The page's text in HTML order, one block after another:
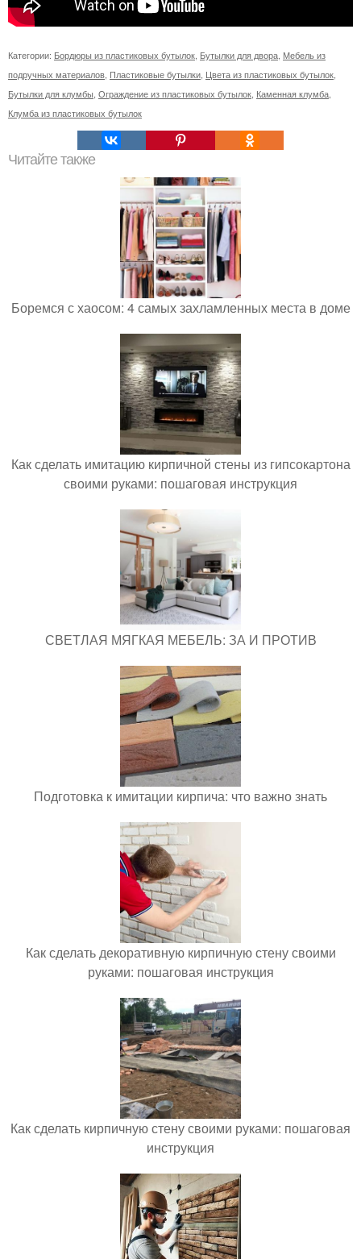
Категории: Бордюры из пластиковых бутылок Бутылки для двора Мебель из
подручных материалов Пластиковые бутылки Цвета из пластиковых бутылок
Бутылки для клумбы Ограждение из пластиковых бутылок Каменная клумба
Клумба из пластиковых бутылок
Читайте также
Боремся с хаосом: 4 самых захламленных места в доме
Как сделать имитацию кирпичной стены из гипсокартона
своими руками: пошаговая инструкция
СВЕТЛАЯ МЯГКАЯ МЕБЕЛЬ: ЗА И ПРОТИВ
Подготовка к имитации кирпича: что важно знать
Как сделать декоративную кирпичную стену своими
руками: пошаговая инструкция
Как сделать кирпичную стену своими руками: пошаговая
инструкция